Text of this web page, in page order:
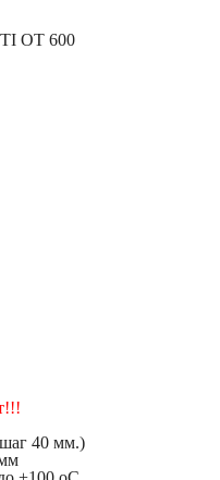
ОТ 600
40 мм.)